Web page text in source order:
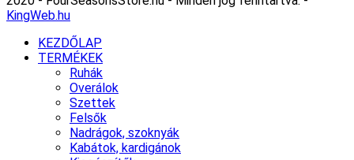
KingWeb.hu
KEZDŐLAP
TERMÉKEK
Ruhák
Overálok
Szettek
Felsők
Nadrágok, szoknyák
Kabátok, kardigánok